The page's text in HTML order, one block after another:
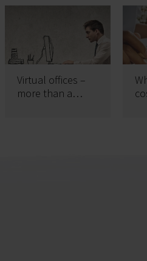
Virtual offices –
more than a